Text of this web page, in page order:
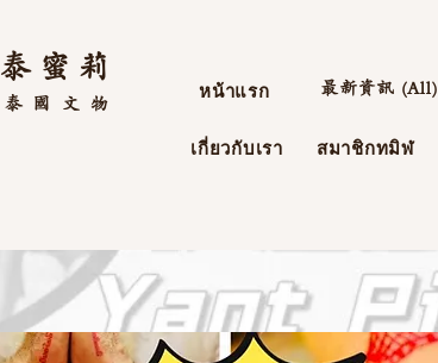
泰 蜜 莉
文物
泰國
หน้าแรก 最新資訊 (All)
เกี่ยวกับเรา สมาชิกทมิฬ